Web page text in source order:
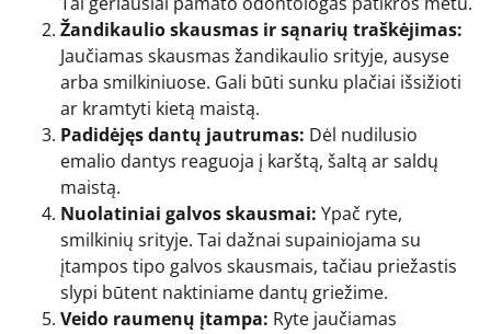
Žandikaulio skausmas ir sąnarių traškėjimas:
Jaučiamas skausmas žandikaulio srityje, ausyse
arba smilkiniuose. Gali būti sunku plačiai išsižioti
ar kramtyti kietą maistą.
Padidėjęs dantų jautrumas: Dėl nudilusio
emalio dantys reaguoja į karštą, šaltą ar saldų
maistą.
Nuolatiniai galvos skausmai: Ypač ryte,
smilkinių srityje. Tai dažnai supainiojama su
įtampos tipo galvos skausmais, tačiau priežastis
slypi būtent naktiniame dantų griežime.
Veido raumenų įtampa: Ryte jaučiamas